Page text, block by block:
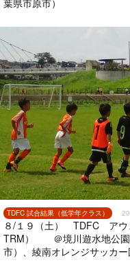
葉県市原市）
TDFC 試合結果（低学年クラス）
８/１９（土） TDFC ア
TRM） ＠境川遊水地公
市）、綾南オレンジサッカ